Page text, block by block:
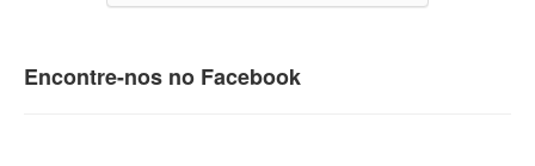
Encontre-nos no Facebook